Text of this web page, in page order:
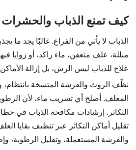
كيف تمنع الذباب
الذباب لا يأتي من الفراغ. غالبًا يجد
مبللة، علف متعفن، ماء راكد، أو زوايا
علاج للذباب ليس الرش، بل إزالة الأماكن
نظّف الروث والفرشة المتسخة بانتظام،
المعلف. أصلح أي تسريب ماء، لأن
التكاثر. إرشادات مكافحة الذباب في
تقليل أماكن التكاثر عبر تنظيف بقايا
والفرشة المستعملة، وتقليل الرطوبة،